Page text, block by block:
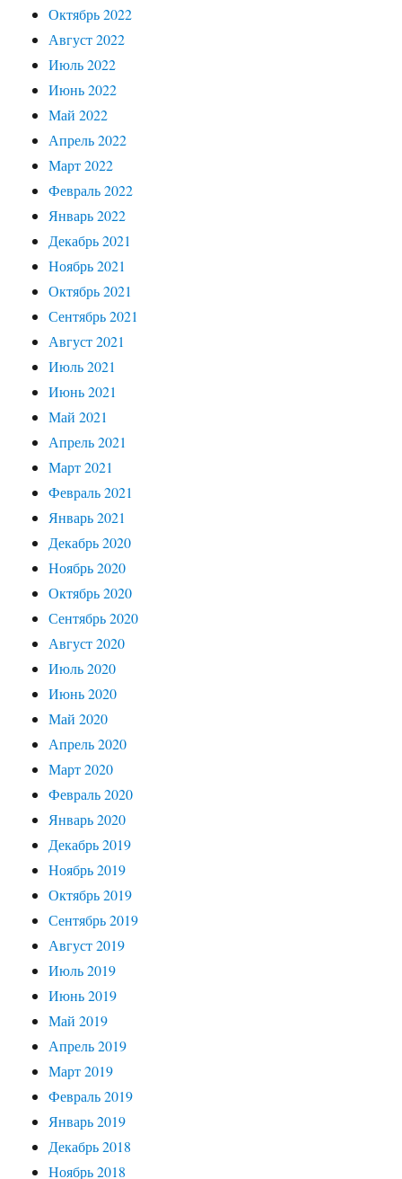
Октябрь 2022
Август 2022
Июль 2022
Июнь 2022
Май 2022
Апрель 2022
Март 2022
Февраль 2022
Январь 2022
Декабрь 2021
Ноябрь 2021
Октябрь 2021
Сентябрь 2021
Август 2021
Июль 2021
Июнь 2021
Май 2021
Апрель 2021
Март 2021
Февраль 2021
Январь 2021
Декабрь 2020
Ноябрь 2020
Октябрь 2020
Сентябрь 2020
Август 2020
Июль 2020
Июнь 2020
Май 2020
Апрель 2020
Март 2020
Февраль 2020
Январь 2020
Декабрь 2019
Ноябрь 2019
Октябрь 2019
Сентябрь 2019
Август 2019
Июль 2019
Июнь 2019
Май 2019
Апрель 2019
Март 2019
Февраль 2019
Январь 2019
Декабрь 2018
Ноябрь 2018